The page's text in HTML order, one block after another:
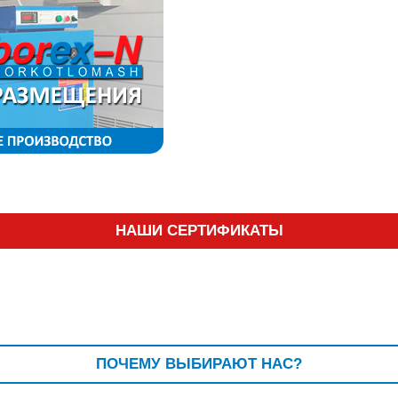
НАШИ СЕРТИФИКАТЫ
ПОЧЕМУ ВЫБИРАЮТ НАС?